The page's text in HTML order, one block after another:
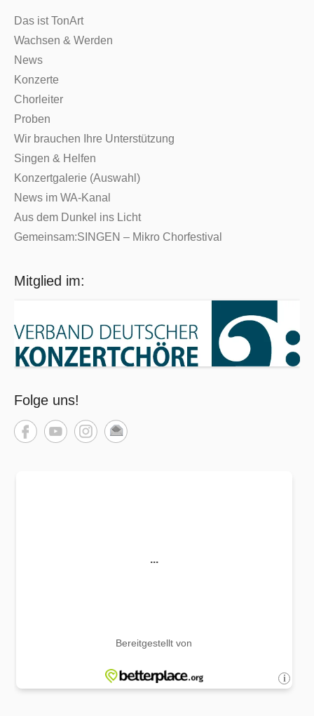
Das ist TonArt
Wachsen & Werden
News
Konzerte
Chorleiter
Proben
Wir brauchen Ihre Unterstützung
Singen & Helfen
Konzertgalerie (Auswahl)
News im WA-Kanal
Aus dem Dunkel ins Licht
Gemeinsam:SINGEN – Mikro Chorfestival
Mitglied im:
Folge uns!